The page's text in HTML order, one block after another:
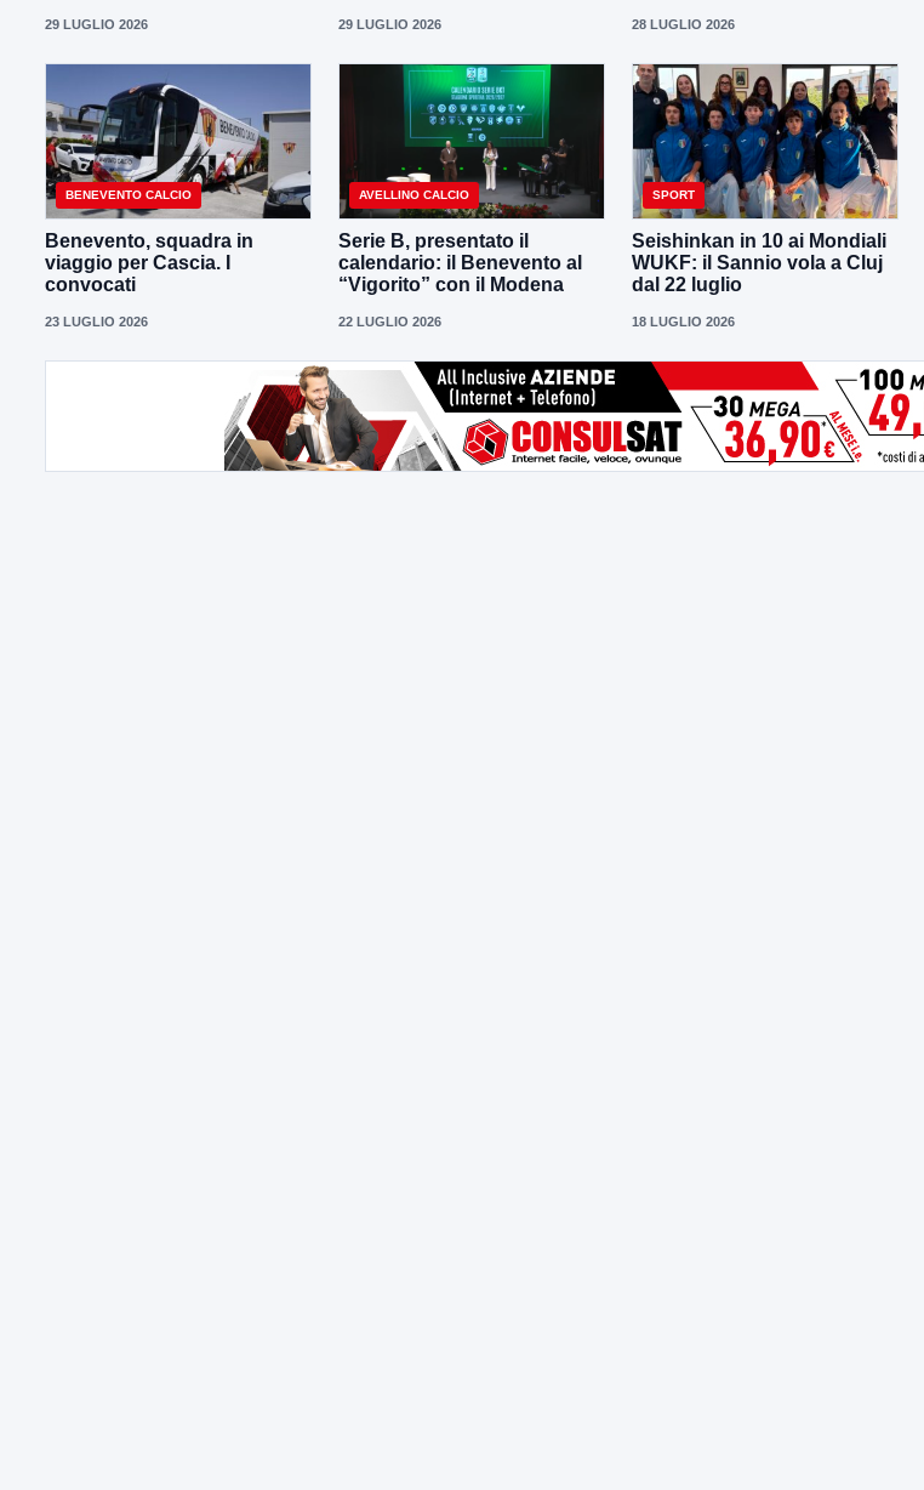
29 LUGLIO 2026 29 LUGLIO 2026 28 LUGLIO 2026
BENEVENTO CALCIO
Benevento, squadra in
viaggio per Cascia. I
convocati
23 LUGLIO 2026
AVELLINO CALCIO
Serie B, presentato il
calendario: il Benevento al
“Vigorito” con il Modena
22 LUGLIO 2026
SPORT
Seishinkan in 10 ai Mondiali
WUKF: il Sannio vola a Cluj
dal 22 luglio
18 LUGLIO 2026